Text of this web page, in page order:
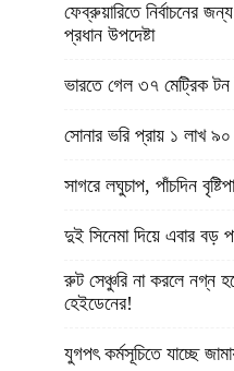
ফেব্রুয়ারিতে নির্বাচনের
প্রধান উপদেষ্টা
ভারতে গেল ৩৭ মেট্রিক
সোনার ভরি প্রায় ১ লাখ
সাগরে লঘুচাপ, পাঁচদিন
দুই সিনেমা দিয়ে এবার বড়
রুট সেঞ্চুরি না করলে নগ্ন
হেইডেনের!
যুগপৎ কর্মসূচিতে যাচ্ছে